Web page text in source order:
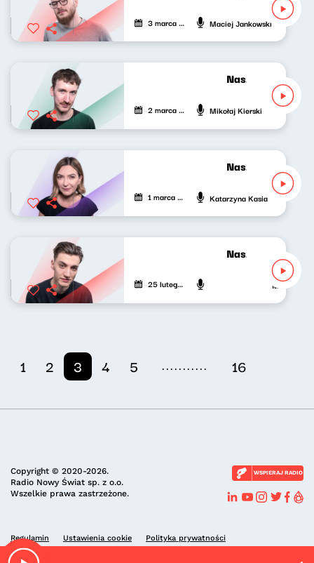
3 marca 2022 Maciej Jankowski
Nasze nocne
2 marca 2022 Mikołaj Kierski
Nasze nocne
1 marca 2022 Katarzyna Kasia
Nasze nocne
25 lutego 2022 Mateusz
1 2 3 4 5 ........... 16
Copyright © 2020-2026.
Radio Nowy Świat sp. z o.o.
Wszelkie prawa zastrzeżone.
WSPIERAJ RADIO
Regulamin Ustawienia cookie Polityka prywatności